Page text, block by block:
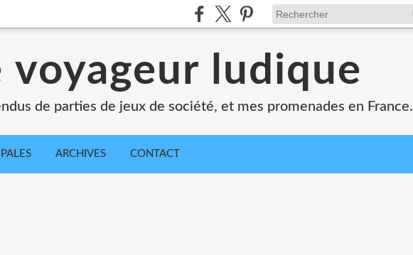
voyageur ludique
de parties de jeux de société, et mes promenades en France.
ARCHIVES CONTACT